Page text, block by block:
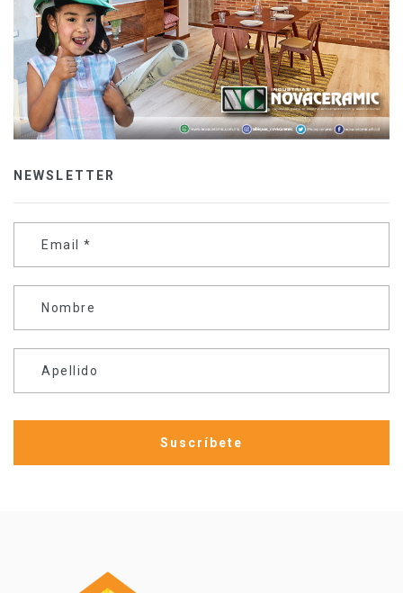
NEWSLETTER
Email *
Nombre
Apellido